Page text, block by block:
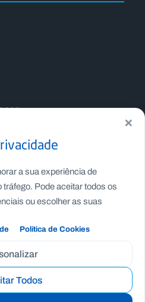
Interno
×
a sua experiência de
Pode aceitar todos os
ou escolher as suas
Política de Cookies
Todos